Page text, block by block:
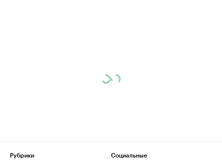
Рубрики
Социальные